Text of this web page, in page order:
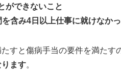
ができないこと
含み4日以上仕事に就けなか
すと傷病手当の要件を満たす
ます。